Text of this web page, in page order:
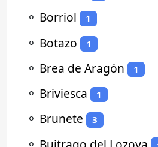
⚬ Borriol 1
⚬ Botazo 1
⚬ Brea de Aragón 1
⚬ Briviesca 1
⚬ Brunete 3